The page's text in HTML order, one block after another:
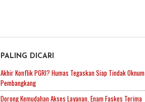
PALING DICARI
Akhir Konflik PGRI? Humas Tegaskan Siap Tindak Oknum
Pembangkang
Dorong Kemudahan Akses Layanan, Enam Faskes Terima